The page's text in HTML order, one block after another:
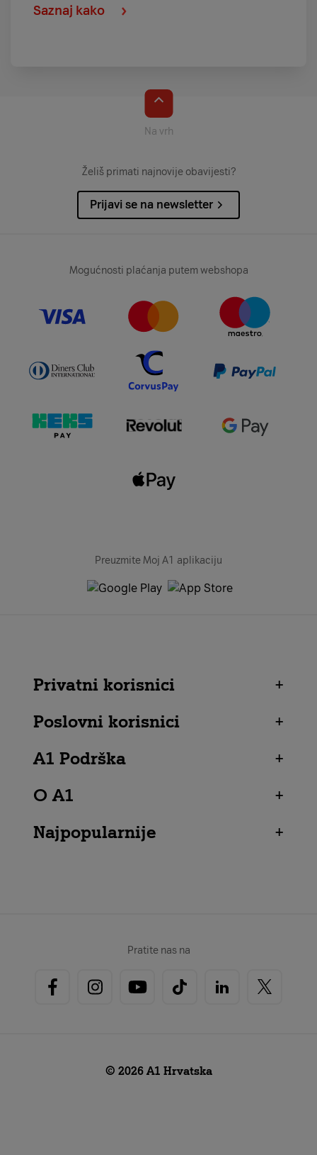
Saznaj kako
Na vrh
Želiš primati najnovije obavijesti?
Prijavi se na newsletter
Mogućnosti plaćanja putem webshopa
Preuzmite Moj A1 aplikaciju
Privatni korisnici
+
Poslovni korisnici
+
A1 Podrška
+
O A1
+
Najpopularnije
+
Pratite nas na
© 2026 A1 Hrvatska